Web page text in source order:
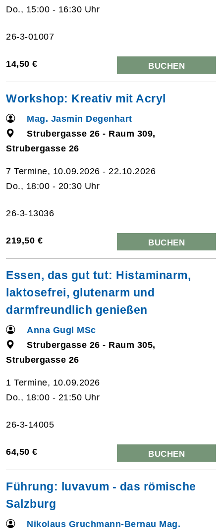
Do., 15:00 - 16:30 Uhr
26-3-01007
14,50 € BUCHEN
Workshop: Kreativ mit Acryl
Mag. Jasmin Degenhart
Strubergasse 26 - Raum 309,
Strubergasse 26
7 Termine, 10.09.2026 - 22.10.2026
Do., 18:00 - 20:30 Uhr
26-3-13036
219,50 € BUCHEN
Essen, das gut tut: Histaminarm,
laktosefrei, glutenarm und
darmfreundlich genießen
Anna Gugl MSc
Strubergasse 26 - Raum 305,
Strubergasse 26
1 Termine, 10.09.2026
Do., 18:00 - 21:50 Uhr
26-3-14005
64,50 € BUCHEN
Führung: luvavum - das römische
Salzburg
Nikolaus Gruchmann-Bernau Mag.